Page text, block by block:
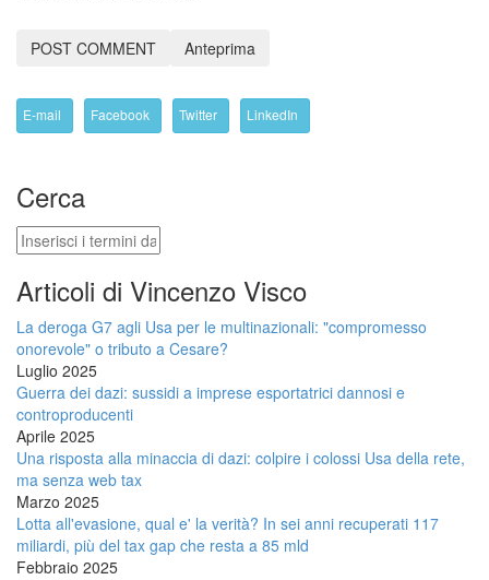
E-mail Facebook Twitter LinkedIn
Cerca
Cerca
Articoli di Vincenzo Visco
La deroga G7 agli Usa per le multinazionali: "compromesso
onorevole" o tributo a Cesare?
Luglio 2025
Guerra dei dazi: sussidi a imprese esportatrici dannosi e
controproducenti
Aprile 2025
Una risposta alla minaccia di dazi: colpire i colossi Usa della rete,
ma senza web tax
Marzo 2025
Lotta all'evasione, qual e' la verità? In sei anni recuperati 117
miliardi, più del tax gap che resta a 85 mld
Febbraio 2025